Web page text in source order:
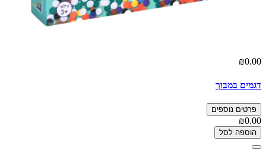
₪0.00
דגמים במבוך
פרטים נוספים
₪0.00
הוספה לסל